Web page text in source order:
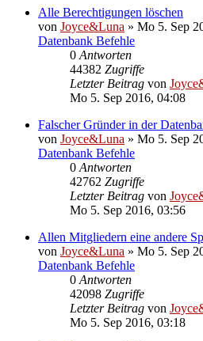
Alle Berechtigungen löschen
von Joyce&Luna » Mo 5. Sep
Datenbank Befehle
0 Antworten
44382 Zugriffe
Letzter Beitrag von
Mo 5. Sep 2016, 04:08
Falscher Gründer in der
von Joyce&Luna » Mo 5. Sep
Datenbank Befehle
0 Antworten
42762 Zugriffe
Letzter Beitrag von
Mo 5. Sep 2016, 03:56
Allen Mitgliedern eine andere
von Joyce&Luna » Mo 5. Sep
Datenbank Befehle
0 Antworten
42098 Zugriffe
Letzter Beitrag von
Mo 5. Sep 2016, 03:18